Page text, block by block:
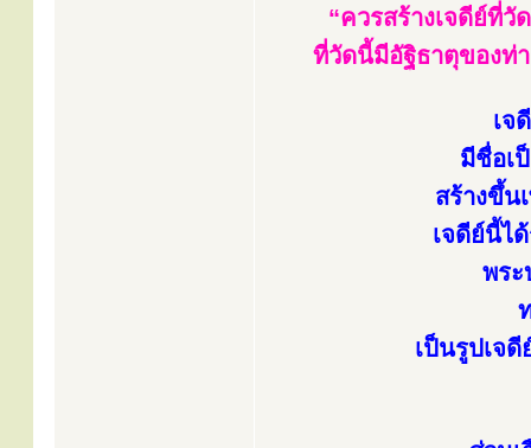
“ควรสร้างเจดีย์ที่
ที่วัดนี้มีอัฐิธาตุของท่
เจ
มีชื่อเ
สร้างขึ้น
เจดีย์นี้ไ
พระ
เป็นรูปเจ